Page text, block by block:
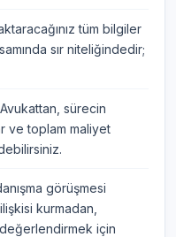
tüm bilgiler
sır niteliğindedir;
Avukattan, sürecin
ve toplam maliyet
görüşmesi
kurmadan,
için